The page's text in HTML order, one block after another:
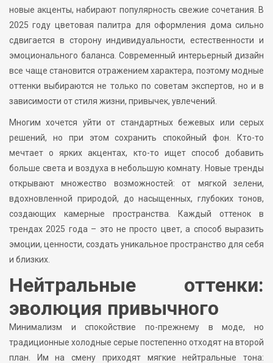
новые акценты, набирают популярность свежие сочетания. В
2025 году цветовая палитра для оформления дома сильно
сдвигается в сторону индивидуальности, естественности и
эмоционального баланса. Современный интерьерный дизайн
все чаще становится отражением характера, поэтому модные
оттенки выбираются не только по советам экспертов, но и в
зависимости от стиля жизни, привычек, увлечений.
Многим хочется уйти от стандартных бежевых или серых
решений, но при этом сохранить спокойный фон. Кто-то
мечтает о ярких акцентах, кто-то ищет способ добавить
больше света и воздуха в небольшую комнату. Новые тренды
открывают множество возможностей: от мягкой зелени,
вдохновленной природой, до насыщенных, глубоких тонов,
создающих камерные пространства. Каждый оттенок в
трендах 2025 года – это не просто цвет, а способ выразить
эмоции, ценности, создать уникальное пространство для себя
и близких.
Нейтральные оттенки:
эволюция привычного
Минимализм и спокойствие по-прежнему в моде, но
традиционные холодные серые постепенно отходят на второй
план. Им на смену приходят мягкие нейтральные тона: